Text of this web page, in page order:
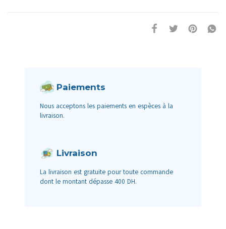
Paiements
Nous acceptons les paiements en espèces à la
livraison.
Livraison
La livraison est gratuite pour toute commande
dont le montant dépasse 400 DH.